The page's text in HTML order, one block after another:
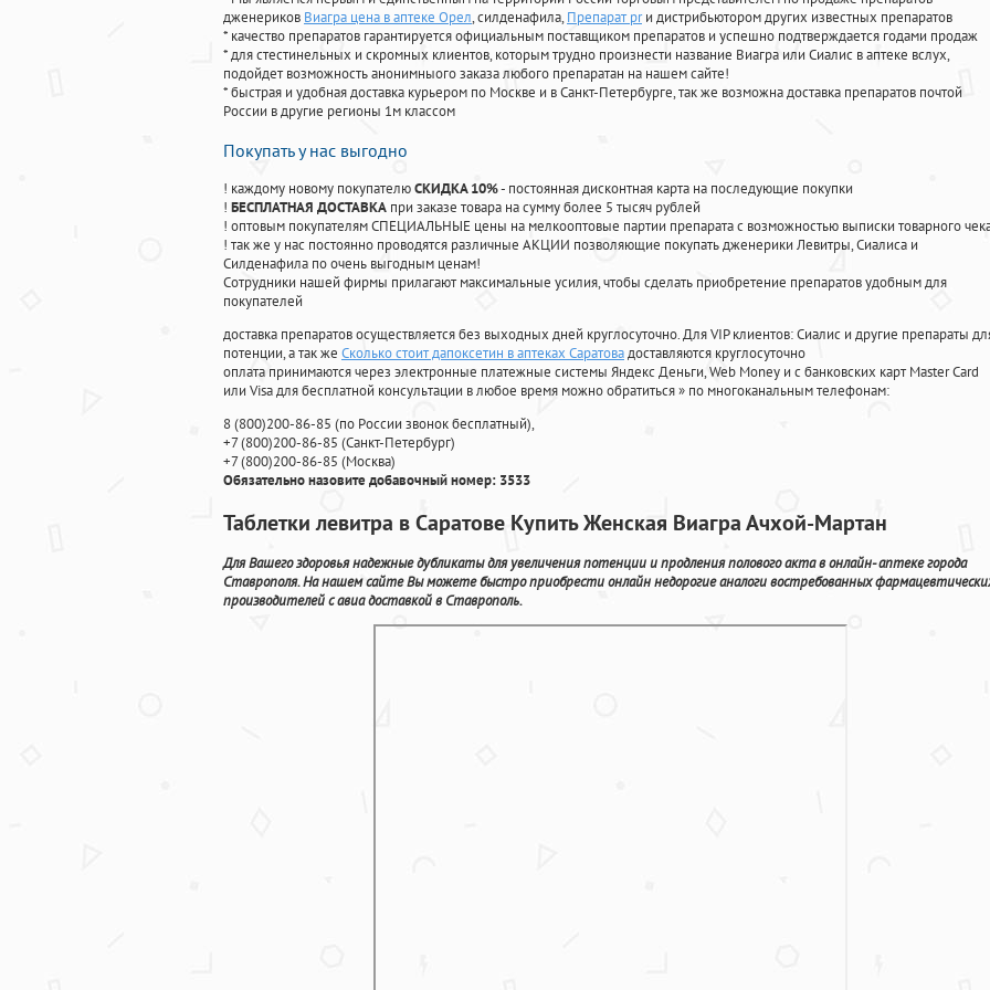
дженериков Виагра цена в аптеке Орел, силденафила, Препарат prи дистрибьютором других известных препаратов
* качество препаратов гарантируется официальным поставщиком препаратов и успешно подтверждается годами продаж
* для стестинельных и скромных клиентов, которым трудно произнести название Виагра или Сиалис в аптеке вслух,
подойдет возможность анонимныого заказа любого препаратан на нашем сайте!
* быстрая и удобная доставка курьером по Москве и в Санкт-Петербурге, так же возможна доставка препаратов почтой
России в другие регионы 1м классом
Покупать у нас выгодно
! каждому новому покупателюСКИДКА 10%- постоянная дисконтная карта на последующие покупки
! БЕСПЛАТНАЯ ДОСТАВКА при заказе товара на сумму более 5 тысяч рублей
! оптовым покупателям СПЕЦИАЛЬНЫЕ цены на мелкооптовые партии препарата с возможностью выписки товарного
! так же у нас постоянно проводятся различные АКЦИИ позволяющие покупать дженерики Левитры, Сиалиса и
Силденафила по очень выгодным ценам!
Cотрудники нашей фирмы прилагают максимальные усилия, чтобы сделать приобретение препаратов удобным для
покупателей
доставка препаратов осуществляется без выходных дней круглосуточно. Для VIP клиентов: Сиалис и другие препараты
потенции, а так же Сколько стоит дапоксетин в аптеках Саратовадоставляются круглосуточно
оплата принимаются через электронные платежные системы Яндекс Деньги, Web Money и с банковских карт Master Card
или Visa для бесплатной консультации в любое время можно обратиться» по многоканальным телефонам:
8(800)200-86-85 (по России звонок бесплатный),
+7(800)200-86-85 (Санкт-Петербург)
+7(800)200-86-85 (Москва)
Обязательно назовите добавочный номер: 3533
Таблетки левитра в Саратове Купить Женская Виагра Ачхой-Мартан
Для Вашего здоровья надежные дубликаты для увеличения потенции и продления полового акта в онлайн- аптеке города
Ставрополя. На нашем сайте Вы можете быстро приобрести онлайн недорогие аналоги востребованных
производителей с авиа доставкой в Ставрополь.